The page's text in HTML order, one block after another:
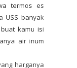
termos es
USS banyak
kamu isi
air inum
harganya